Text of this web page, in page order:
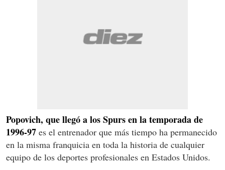
Popovich, que llegó a los Spurs en la temporada de
1996-97 es el entrenador que más tiempo ha permanecido
en la misma franquicia en toda la historia de cualquier
equipo de los deportes profesionales en Estados Unidos.